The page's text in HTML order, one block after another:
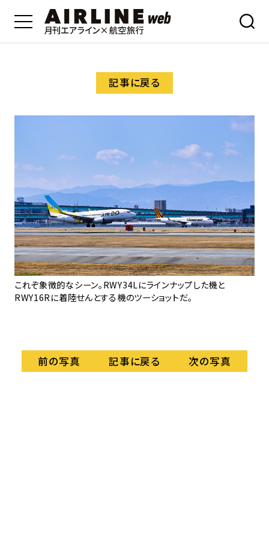
記事に戻る
これぞ象徴的なシーン。RWY34Lにラインナップした機と
RWY16Rに着陸せんとする機のツーショットだ。
前の写真 記事に戻る 次の写真